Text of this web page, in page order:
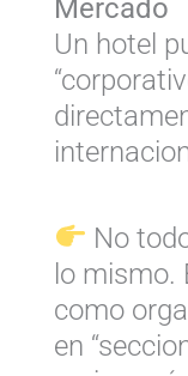
Mercado
Un hotel
No
lo mismo.
como
en